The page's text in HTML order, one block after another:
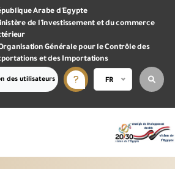
Arabe d'Egypte
de l'investissement et du commerce
Générale pour le Contrôle des
et des Importations
des utilisateurs FR